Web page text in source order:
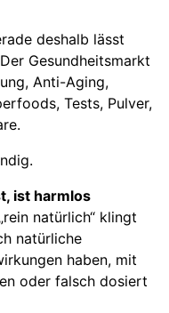
deshalb lässt
Gesundheitsmarkt
Anti-Aging,
Tests, Pulver,
ist harmlos
natürlich“ klingt
natürliche
haben, mit
oder falsch dosiert